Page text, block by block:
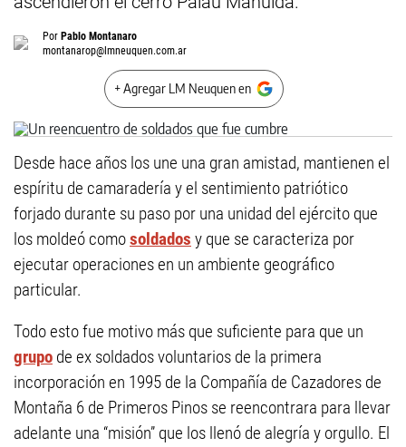
Por Pablo Montanaro
montanarop@lmneuquen.com.ar
+ Agregar LM Neuquen en
Desde hace años los une una gran amistad, mantienen el
espíritu de camaradería y el sentimiento patriótico
forjado durante su paso por una unidad del ejército que
los moldeó comosoldados y que se caracteriza por
ejecutar operaciones en un ambiente geográfico
particular.
Todo esto fue motivo más que suficiente para que un
grupo de ex soldados voluntarios de la primera
incorporación en 1995 de la Compañía de Cazadores de
Montaña 6 de Primeros Pinos se reencontrara para llevar
adelante una “misión” que los llenó de alegría y orgullo. El